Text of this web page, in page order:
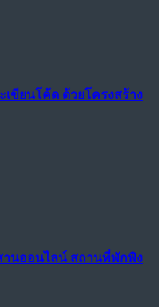
ขียนโค้ด ด้วยโครงสร้าง
านออนไลน์ สถานที่พักพิง